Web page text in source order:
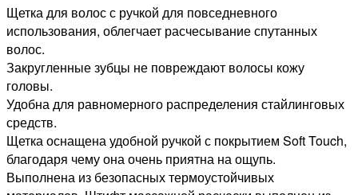
DBBM9585
Щетка для волос с ручкой для повседневного
использования, облегчает расчесывание спутанных
волос.
Закругленные зубцы не повреждают волосы кожу
головы.
Удобна для равномерного распределения стайлинговых
средств.
Щетка оснащена удобной ручкой с покрытием Soft Touch,
благодаря чему она очень приятна на ощупь.
Выполнена из безопасных термоустойчивых